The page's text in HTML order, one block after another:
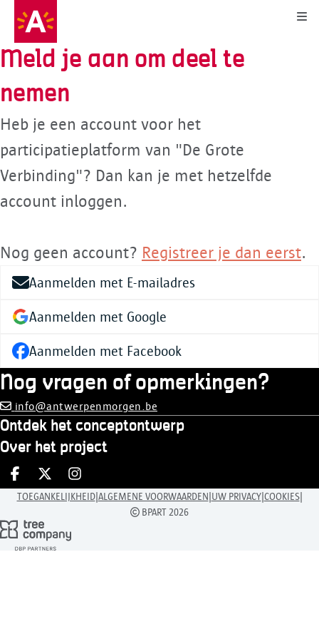
Meld je aan om deel te
nemen
Heb je een account voor het
participatieplatform van "De Grote
Verbinding"? Dan kan je met hetzelfde
account inloggen.
Nog geen account? Registreer je dan eerst.
Aanmelden met E-mailadres
Aanmelden met Google
Aanmelden met Facebook
Nog vragen of opmerkingen?
info@antwerpenmorgen.be
Ontdek het conceptontwerp
Over het project
Deel op facebook
Deel op X
Deel op Instagram
TOEGANKELIJKHEID| ALGEMENE VOORWAARDEN UW PRIVACY| COOKIES|
BPART 2026